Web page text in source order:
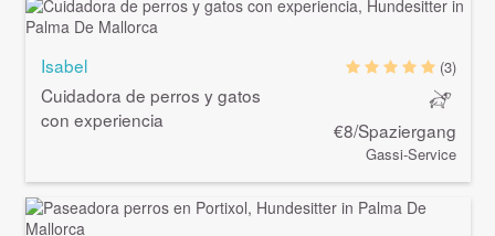
Isabel
Cuidadora de perros y gatos
con experiencia
(3)
€8/Spaziergang
Gassi-Service